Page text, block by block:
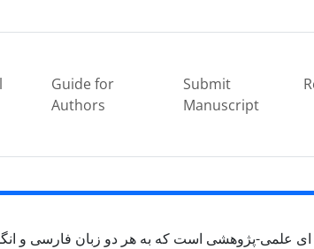
Guide for
Authors
Submit
Manuscript
ای علمی-پژوهشی است که به هر دو زبان فارسی و